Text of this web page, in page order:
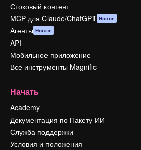
Стоковый контент
MCP для Claude/ChatGPT Новое
Агенты Новое
API
Мобильное приложение
Все инструменты Magnific
Начать
Academy
Документация по Пакету ИИ
Служба поддержки
Условия и положения